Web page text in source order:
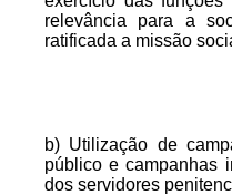
relevância para a
ratificada a missão
b) Utilização de
público e campanhas
dos servidores